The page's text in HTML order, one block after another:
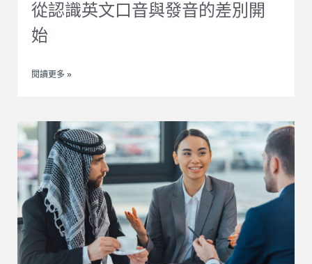
從認識英文口音與發音的差別開
始
閱讀更多 »